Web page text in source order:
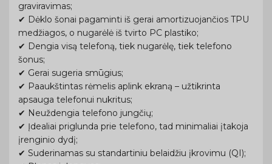
graviravimas;
✔ Dėklo šonai pagaminti iš gerai amortizuojančios TPU
medžiagos, o nugarėlė iš tvirto PC plastiko;
✔ Dengia visą telefoną, tiek nugarėlę, tiek telefono
šonus;
✔ Gerai sugeria smūgius;
✔ Paaukštintas rėmelis aplink ekraną – užtikrinta
apsauga telefonui nukritus;
✔ Neuždengia telefono jungčių;
✔ Įdealiai priglunda prie telefono, tad minimaliai įtakoja
įrenginio dydį;
✔ Suderinamas su standartiniu belaidžiu įkrovimu (QI);